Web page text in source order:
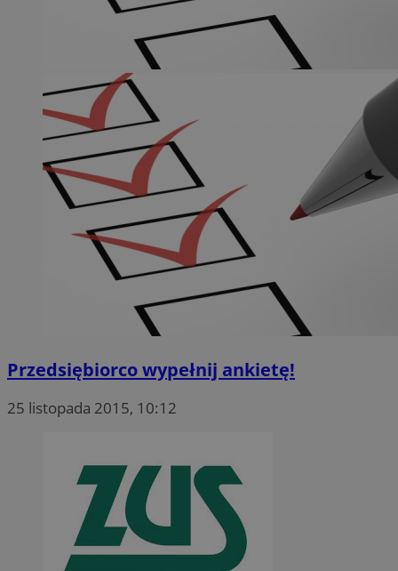
Przedsiębiorco wypełnij ankietę!
25 listopada 2015, 10:12